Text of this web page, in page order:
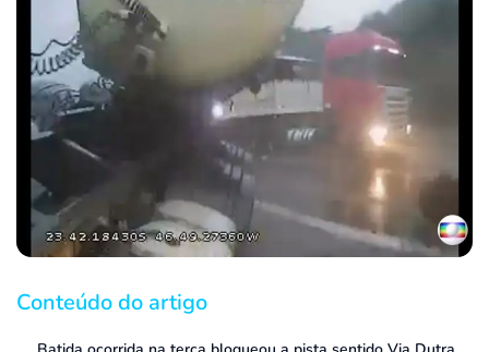
Conteúdo do artigo